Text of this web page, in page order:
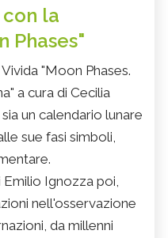
la
Phases"
"Moon Phases.
a cura di Cecilia
un calendario lunare
sue fasi simboli,
Ignozza poi,
nell'osservazione
da millenni